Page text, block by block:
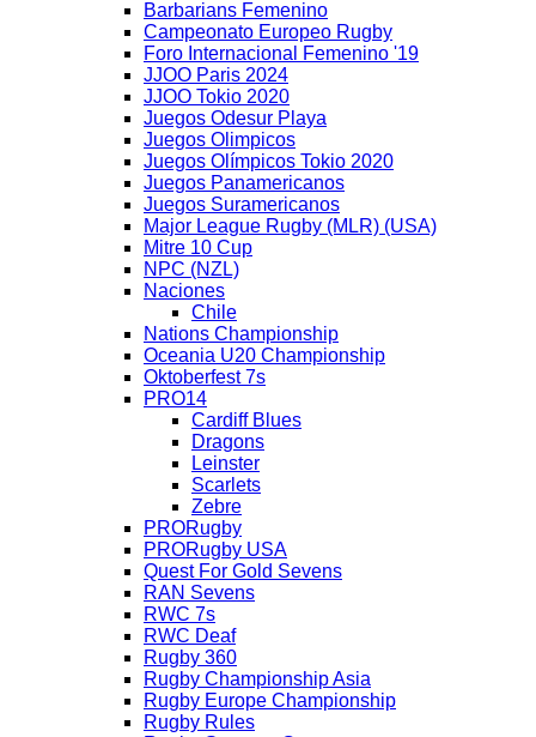
Barbarians Femenino
Campeonato Europeo Rugby
Foro Internacional Femenino '19
JJOO Paris 2024
JJOO Tokio 2020
Juegos Odesur Playa
Juegos Olimpicos
Juegos Olímpicos Tokio 2020
Juegos Panamericanos
Juegos Suramericanos
Major League Rugby (MLR) (USA)
Mitre 10 Cup
NPC (NZL)
Naciones
Chile
Nations Championship
Oceania U20 Championship
Oktoberfest 7s
PRO14
Cardiff Blues
Dragons
Leinster
Scarlets
Zebre
PRORugby
PRORugby USA
Quest For Gold Sevens
RAN Sevens
RWC 7s
RWC Deaf
Rugby 360
Rugby Championship Asia
Rugby Europe Championship
Rugby Rules